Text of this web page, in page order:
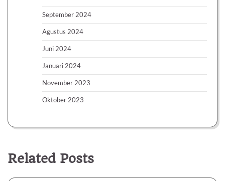
September 2024
Agustus 2024
Juni 2024
Januari 2024
November 2023
Oktober 2023
Related Posts